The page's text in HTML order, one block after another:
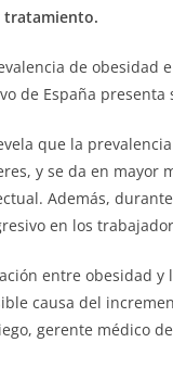
tratamiento.
de obesidad
de España presenta
que la
y se da en mayor
Además,
en los
entre obesidad
causa del
gerente médico